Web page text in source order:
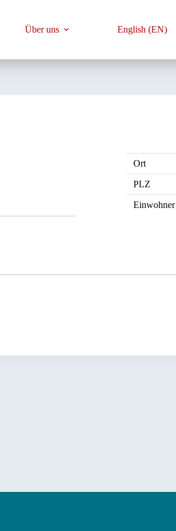
Über uns English (EN)
Ort
PLZ
Einwohner